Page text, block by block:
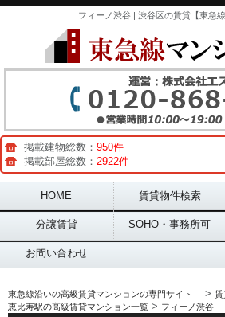
フィーノ渋谷 | 渋谷区の賃貸【東急
掲載建物総数： 950件
掲載部屋総数： 2922件
Main menu
HOME 賃貸物件検索
分譲賃貸 SOHO・事務所可
お問い合わせ
東急線沿いの高級賃貸マンションの専門サイト > 賃
恵比寿駅の高級賃貸マンション一覧 > フィーノ渋谷